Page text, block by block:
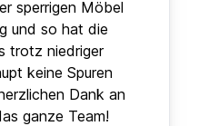
sperrigen Möbel
und so hat die
trotz niedriger
keine Spuren
Dank an
ganze Team!